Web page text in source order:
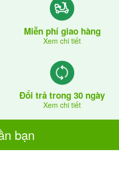
Miễn phí giao hàng
Xem chi tiết
Đổi trả trong 30 ngày
Xem chi tiết
bạn